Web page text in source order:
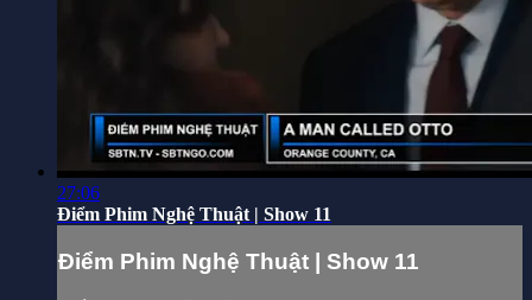
27:06
Điểm Phim Nghệ Thuật | Show 11
Điểm Phim Nghệ Thuật | Show 11